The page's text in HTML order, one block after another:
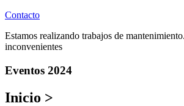
Contacto
Estamos realizando trabajos de
inconvenientes
Eventos 2024
Inicio >